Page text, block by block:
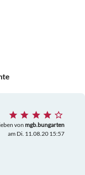
vonmgb.bungarten
am Di. 11.08.20 15:57